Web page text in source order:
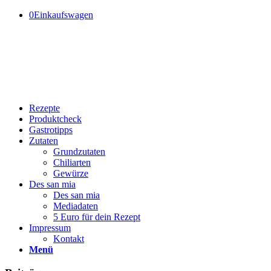
0Einkaufswagen
Rezepte
Produktcheck
Gastrotipps
Zutaten
Grundzutaten
Chiliarten
Gewürze
Des san mia
Des san mia
Mediadaten
5 Euro für dein Rezept
Impressum
Kontakt
Menü